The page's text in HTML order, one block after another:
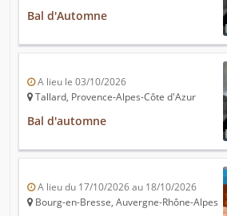
Bal d'Automne
A lieu le 03/10/2026
Tallard, Provence-Alpes-Côte d'Azur
Bal d'automne
A lieu du 17/10/2026 au 18/10/2026
Bourg-en-Bresse, Auvergne-Rhône-Alpes